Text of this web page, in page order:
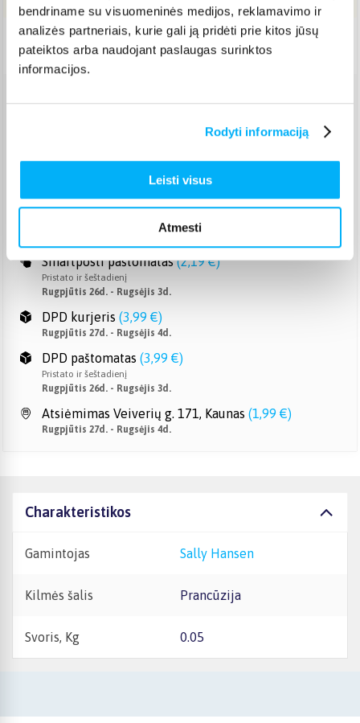
bendriname su visuomeninės medijos, reklamavimo ir
analizės partneriais, kurie gali ją pridėti prie kitos jūsų
pateiktos arba naudojant paslaugas surinktos
informacijos.
Rodyti informaciją
Leisti visus
Atmesti
Pristatymas Lietuvoje: 14-20 d.d.
Venipak kurjeris (2,99 €)
Rugpjūtis 27d. - Rugsėjis 4d.
Omniva paštomatas (2,39 €)
Smartposti paštomatas (2,19 €)
Pristato ir šeštadienį
Rugpjūtis 26d. - Rugsėjis 3d.
DPD kurjeris (3,99 €)
Rugpjūtis 27d. - Rugsėjis 4d.
DPD paštomatas (3,99 €)
Pristato ir šeštadienį
Rugpjūtis 26d. - Rugsėjis 3d.
Atsiėmimas Veiverių g. 171, Kaunas (1,99 €)
Rugpjūtis 27d. - Rugsėjis 4d.
Charakteristikos
Gamintojas Sally Hansen
Kilmės šalis Prancūzija
Svoris, Kg 0.05